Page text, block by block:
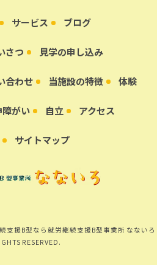
サービス ブログ
さつ 見学の申し込み
合わせ 当施設の特徴 体験
障がい 自立 アクセス
サイトマップ
援B型なら就労継続支援B型事業所 なないろ
RESERVED.